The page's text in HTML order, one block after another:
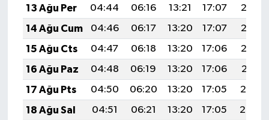
13 Ağu Per
04:44 06:16 13:21 17:07
20:15
14 Ağu Cum
04:46 06:17 13:20 17:07
20:13
15 Ağu Cts
04:47 06:18 13:20 17:06
20:12
16 Ağu Paz
04:48 06:19 13:20 17:06
20:11
17 Ağu Pts
04:50 06:20 13:20 17:05
20:10
18 Ağu Sal
04:51 06:21 13:20 17:05
20:08